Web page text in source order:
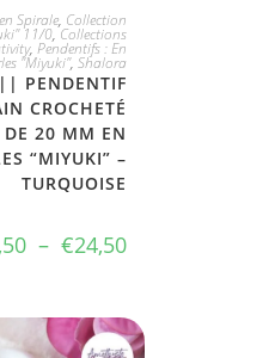
DIVERS
Spirale, Collection
11/0,Collections
, Pendentifs : En
"Miyuki", Shalora
PENDENTIF
CROCHETÉ
DE 20 MM EN
“MIYUKI” –
TURQUOISE
– €24,50